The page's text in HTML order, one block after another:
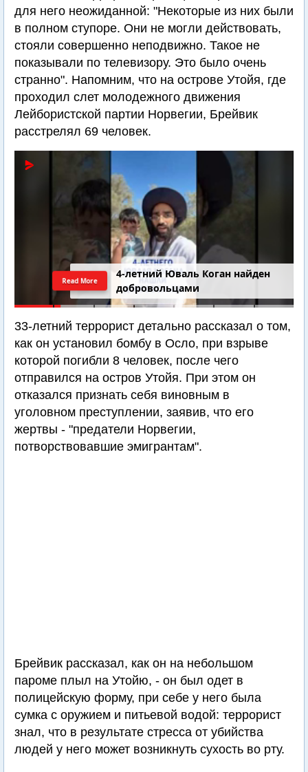
для него неожиданной: "Некоторые из них были
в полном ступоре. Они не могли действовать,
стояли совершенно неподвижно. Такое не
показывали по телевизору. Это было очень
странно". Напомним, что на острове Утойя, где
проходил слет молодежного движения
Лейбористской партии Норвегии, Брейвик
расстрелял 69 человек.
4-летний Юваль Коган найден
добровольцами
Read More
33-летний террорист детально рассказал о том,
как он установил бомбу в Осло, при взрыве
которой погибли 8 человек, после чего
отправился на остров Утойя. При этом он
отказался признать себя виновным в
уголовном преступлении, заявив, что его
жертвы - "предатели Норвегии,
потворствовавшие эмигрантам".
Брейвик рассказал, как он на небольшом
пароме плыл на Утойю, - он был одет в
полицейскую форму, при себе у него была
сумка с оружием и питьевой водой: террорист
знал, что в результате стресса от убийства
людей у него может возникнуть сухость во рту.